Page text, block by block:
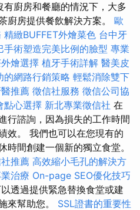
有廚房和餐廳的情況下，大多
廚房提供餐飲解決方案。 歐
精緻BUFFET外燴菜色 台中牙
手術塑造完美比例的臉型 專業
燴選擇 植牙手術詳解 醫美皮
的網路行銷策略 輕鬆消除雙下
推薦 徵信社服務 徵信公司協
點心選擇 新北專業徵信社 在
行諮詢，因為損失的工作時間
效。 我們也可以在您現有的
間創建一個新的獨立食堂。
推薦 高效縮小毛孔的解決方
治療 On-page SEO優化技巧
透過提供緊急替換食堂或建
來幫助您。 SSL證書的重要性